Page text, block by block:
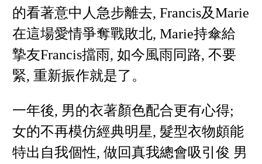
的看著意中人急步離去, Francis及Marie
在這場愛情爭奪戰敗北, Marie持傘給
摯友Francis擋雨, 如今風雨同路, 不要
緊, 重新振作就是了。
一年後, 男的衣著顏色配合更有心得;
女的不再模仿經典明星, 髮型衣物頗能
特出自我個性, 做回真我總會吸引俊 男